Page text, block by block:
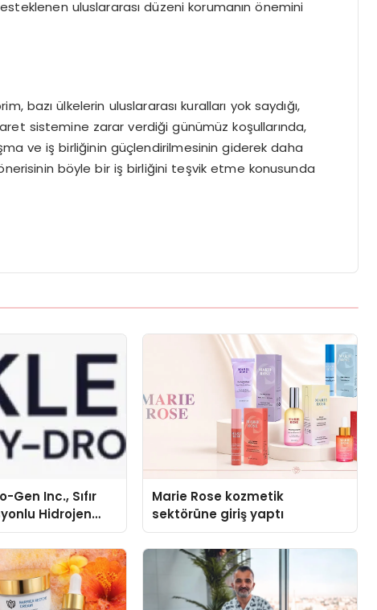
uluslararası düzeni korumanın önemini
bazı ülkelerin uluslararası kuralları yok saydığı,
sistemine zarar verdiği günümüz koşullarında,
ve iş birliğinin güçlendirilmesinin giderek daha
böyle bir iş birliğini teşvik etme konusunda
Gen Inc., Sıfır
Hidrojen
ISO ve
Onaylarını
Marie Rose kozmetik
sektörüne giriş yaptı